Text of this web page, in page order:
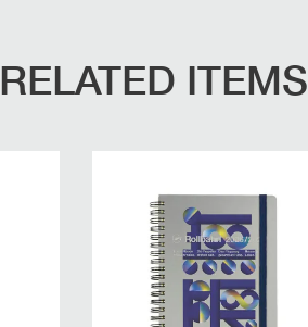
RELATED ITEMS